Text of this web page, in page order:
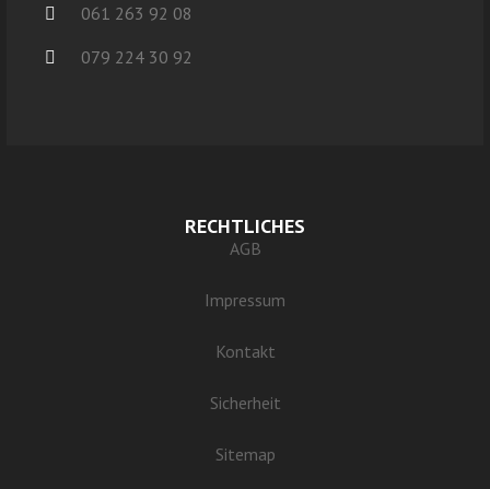
061 263 92 08
079 224 30 92
RECHTLICHES
AGB
Impressum
Kontakt
Sicherheit
Sitemap